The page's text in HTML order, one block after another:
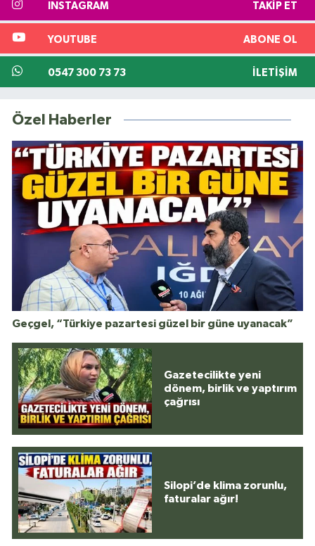
INSTAGRAM TAKIP ET
YOUTUBE ABONE OL
0547 300 73 73 İLETIŞIM
Özel Haberler
Geçgel, “Türkiye pazartesi güzel bir güne uyanacak”
Gazetecilikte yeni
dönem, birlik ve yaptırım
çağrısı
Silopi’de klima zorunlu,
faturalar ağır!